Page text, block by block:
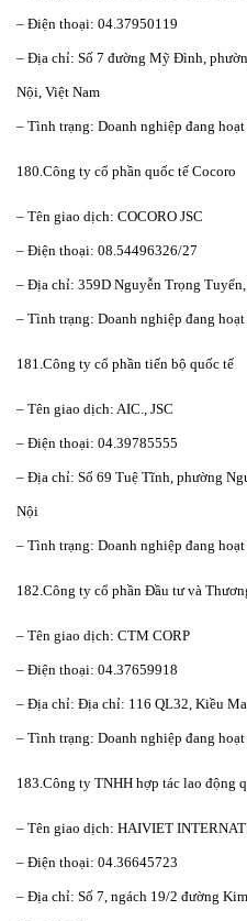
– Điện thoại: 04.37950119
– Địa chỉ: Số 7 đường Mỹ Đình,
Nội, Việt Nam
– Tình trạng: Doanh nghiệp đang hoạt
180.Công ty cổ phần quốc tế Cocoro
– Tên giao dịch: COCORO JSC
– Điện thoại: 08.54496326/27
– Địa chỉ: 359D Nguyễn Trọng
– Tình trạng: Doanh nghiệp đang hoạt
181.Công ty cổ phần tiến bộ quốc tế
– Tên giao dịch: AIC., JSC
– Điện thoại: 04.39785555
– Địa chỉ: Số 69 Tuệ Tĩnh, phường
Nội
– Tình trạng: Doanh nghiệp đang hoạt
182.Công ty cổ phần Đầu tư và
– Tên giao dịch: CTM CORP
– Điện thoại: 04.37659918
– Địa chỉ: Địa chỉ: 116 QL32, Kiều
– Tình trạng: Doanh nghiệp đang hoạt
183.Công ty TNHH hợp tác lao động
– Tên giao dịch: HAIVIET
– Điện thoại: 04.36645723
– Địa chỉ: Số 7, ngách 19/2 đường